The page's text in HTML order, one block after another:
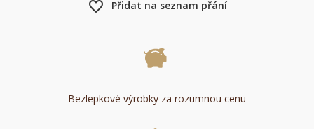
favorite_border Přidat na seznam přání
Bezlepkové výrobky za rozumnou cenu